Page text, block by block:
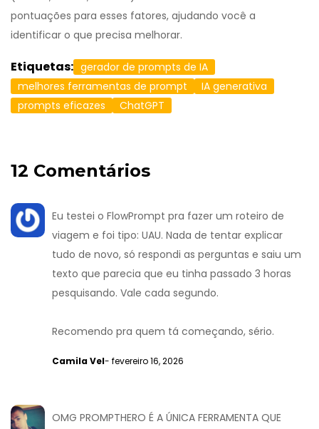
pontuações para esses fatores, ajudando você a
identificar o que precisa melhorar.
Etiquetas: gerador de prompts de IA
melhores ferramentas de prompt
IA generativa
prompts eficazes
ChatGPT
12 Comentários
Eu testei o FlowPrompt pra fazer um roteiro de
viagem e foi tipo: UAU. Nada de tentar explicar
tudo de novo, só respondi as perguntas e saiu um
texto que parecia que eu tinha passado 3 horas
pesquisando. Vale cada segundo.
Recomendo pra quem tá começando, sério.
Camila Vel- fevereiro 16, 2026
OMG PROMPTHERO É A ÚNICA FERRAMENTA QUE